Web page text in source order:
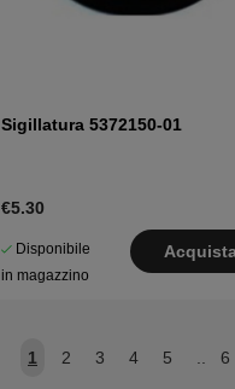
Sigillatura 5372150-01
€5.30
Disponibile
in magazzino
1 2 3 4 5 .. 6